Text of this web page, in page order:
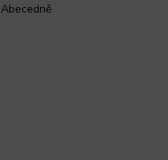
Abecedně